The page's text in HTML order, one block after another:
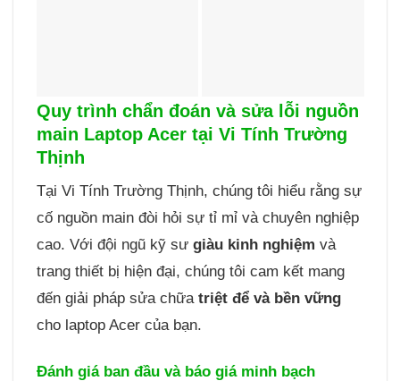
Quy trình chẩn đoán và sửa lỗi nguồn
main Laptop Acer tại Vi Tính Trường
Thịnh
Tại Vi Tính Trường Thịnh, chúng tôi hiểu rằng sự
cố nguồn main đòi hỏi sự tỉ mỉ và chuyên nghiệp
cao. Với đội ngũ kỹ sư giàu kinh nghiệm và
trang thiết bị hiện đại, chúng tôi cam kết mang
đến giải pháp sửa chữa triệt để và bền vững
cho laptop Acer của bạn.
Đánh giá ban đầu và báo giá minh bạch